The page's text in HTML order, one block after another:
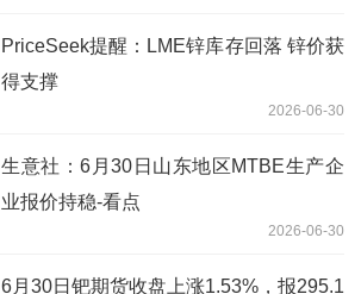
PriceSeek提醒：LME锌库存回落 锌价获
得支撑
2026-06-30
生意社：6月30日山东地区MTBE生产企
业报价持稳-看点
2026-06-30
6月30日钯期货收盘上涨1.53%，报295.1